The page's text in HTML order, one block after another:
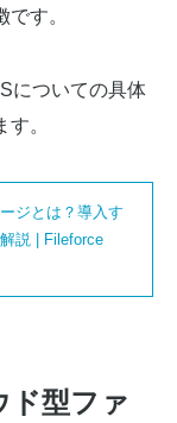
す。
についての具体
。
ジとは？導入す
説 | Fileforce
ド型ファ